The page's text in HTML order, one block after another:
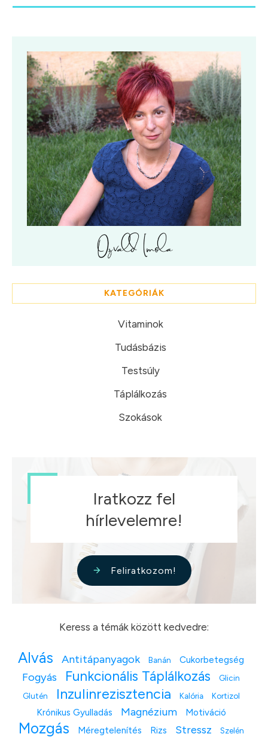
KATEGÓRIÁK
Vitaminok
Tudásbázis
Testsúly
Táplálkozás
Szokások
Iratkozz fel
hírlevelemre!
Feliratkozom!
Keress a témák között kedvedre:
Alvás Antitápanyagok Banán Cukorbetegség
Fogyás Funkcionális Táplálkozás
Glicin
Glutén
Inzulinrezisztencia Kalória Kortizol
Krónikus Gyulladás Magnézium Motiváció
Mozgás Méregtelenítés Rizs Stressz Szelén